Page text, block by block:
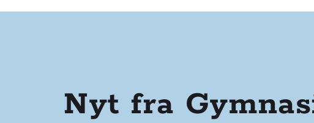
Nyt fra